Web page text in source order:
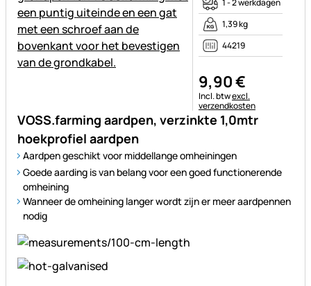
VOSS.farming aardpen, verzinkte 1,0mtr
hoekprofiel aardpen
Aardpen geschikt voor middellange omheiningen
Goede aarding is van belang voor een goed functionerende
omheining
Wanneer de omheining langer wordt zijn er meer aardpennen
nodig
1 - 2 werkdagen
1,39 kg
44219
9,90€
Belastinginformatie:
Incl. btwexcl.
verzendkosten